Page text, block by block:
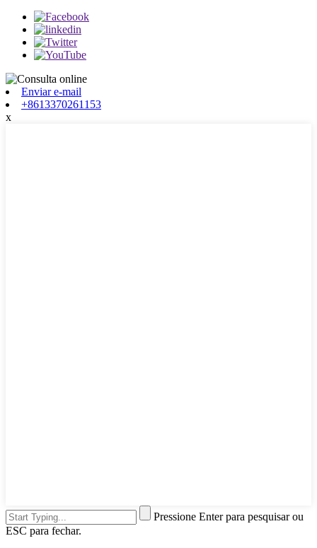
Enviar e-mail
+8613370261153
x
Pressione Enter para pesquisar ou
ESC para fechar.